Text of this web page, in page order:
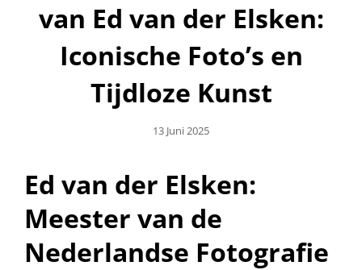
van Ed van der Elsken:
Iconische Foto’s en
Tijdloze Kunst
Geplaatst
13 Juni 2025
Ed van der Elsken:
Meester van de
Nederlandse Fotografie